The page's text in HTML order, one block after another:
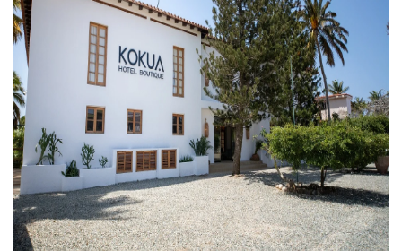
Península de Paria
Anzoátegui
Colonia Tovar
Catatumbo